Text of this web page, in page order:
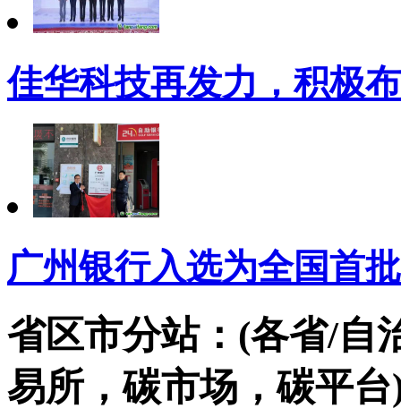
佳华科技再发力，积极
广州银行入选为全国首
省区市分站：(各省/自
易所，碳市场，碳平台